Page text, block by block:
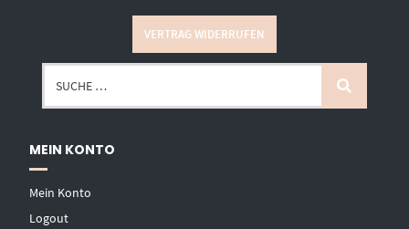
VERTRAG WIDERRUFEN
MEIN KONTO
Mein Konto
Logout